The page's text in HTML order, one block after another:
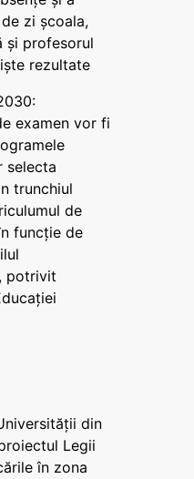
zi școala,
și profesorul
rezultate
examen vor fi
selecta
trunchiul
de
funcție de
potrivit
din
Legii
în zona